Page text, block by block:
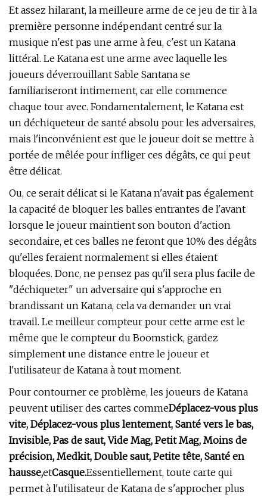
Et assez hilarant, la meilleure arme de ce jeu de tir à la
première personne indépendant centré sur la
musique n'est pas une arme à feu, c'est un Katana
littéral. Le Katana est une arme avec laquelle les
joueurs déverrouillant Sable Santana se
familiariseront intimement, car elle commence
chaque tour avec. Fondamentalement, le Katana est
un déchiqueteur de santé absolu pour les adversaires,
mais l'inconvénient est que le joueur doit se mettre à
portée de mêlée pour infliger ces dégâts, ce qui peut
être délicat.
Ou, ce serait délicat si le Katana n'avait pas également
la capacité de bloquer les balles entrantes de l'avant
lorsque le joueur maintient son bouton d'action
secondaire, et ces balles ne feront que 10% des dégâts
qu'elles feraient normalement si elles étaient
bloquées. Donc, ne pensez pas qu'il sera plus facile de
"déchiqueter" un adversaire qui s'approche en
brandissant un Katana, cela va demander un vrai
travail. Le meilleur compteur pour cette arme est le
même que le compteur du Boomstick, gardez
simplement une distance entre le joueur et
l'utilisateur de Katana à tout moment.
Pour contourner ce problème, les joueurs de Katana
peuvent utiliser des cartes commeDéplacez-vous plus
vite, Déplacez-vous plus lentement, Santé vers le bas,
Invisible, Pas de saut, Vide Mag, Petit Mag, Moins de
précision, Medkit, Double saut, Petite tête, Santé en
hausse,etCasque.Essentiellement, toute carte qui
permet à l'utilisateur de Katana de s'approcher plus